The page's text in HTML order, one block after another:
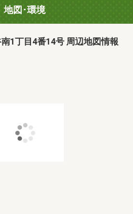
地図･環境
1丁目4番14号 周辺地図情報